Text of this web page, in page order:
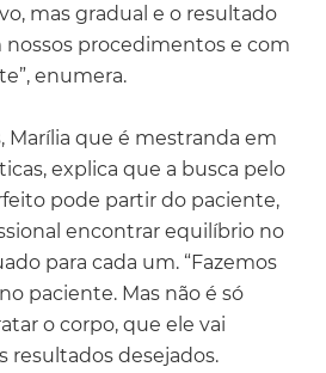
mas gradual e o resultado
nossos procedimentos e com
enumera.
Marília que é mestranda em
explica que a busca pelo
pode partir do paciente,
encontrar equilíbrio no
para cada um. “Fazemos
paciente. Mas não é só
o corpo, que ele vai
resultados desejados.